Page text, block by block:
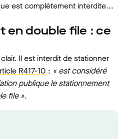
est complètement interdite...
en double file : ce
Il est interdit de stationner
R417-10 : « est considéré
publique le stationnement
file ».